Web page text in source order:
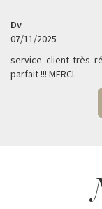
Dv
07/11/2025
service client très
parfait !!! MERCI.